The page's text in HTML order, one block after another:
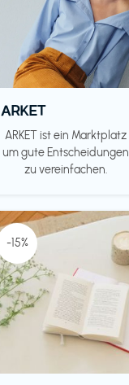
ARKET
ARKET ist ein Marktplatz
um gute Entscheidungen
zu vereinfachen.
-15%